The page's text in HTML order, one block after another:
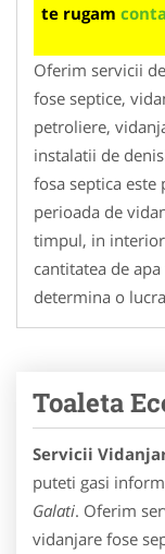
te rugam
Oferim servicii
fose septice,
petroliere,
instalatii de
fosa septica
perioada de
timpul, in
cantitatea de
determina o
Toaleta
Servicii
puteti gasi
Galati. Oferim
vidanjare fose